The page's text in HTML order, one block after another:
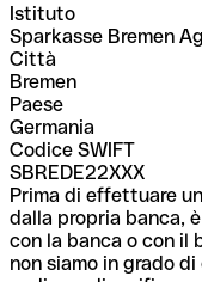
Istituto
Sparkasse Bremen
Città
Bremen
Paese
Germania
Codice SWIFT
SBREDE22XXX
Prima di effettuare
dalla propria banca,
con la banca o con il
non siamo in grado